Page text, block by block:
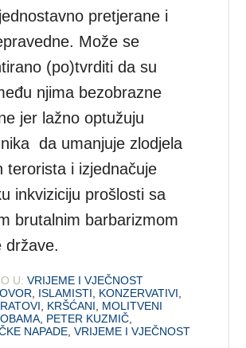
pretjerane i
Može se
(po)tvrditi da su
njima bezobrazne
jer lažno optužuju
da umanjuje zlodjela
terorista i izjednačuje
inkviziciju prošlosti sa
brutalnim barbarizmom
države.
U: VRIJEME I VJEČNOST
ISLAMISTI KONZERVATIVI
KRŠĆANI
MOLITVENI
,OBAMA PETER KUZMIČ
NAPADE ,VRIJEME I VJEČNOST